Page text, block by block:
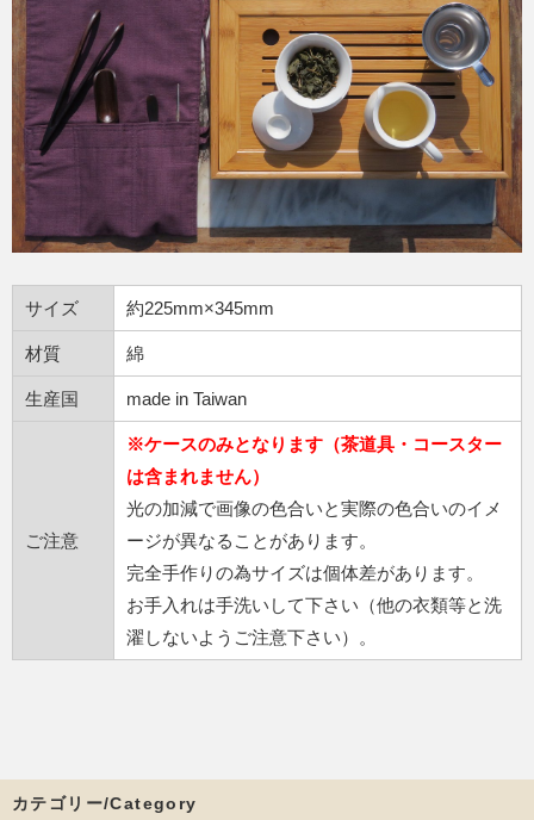
サイズ 約225mm×345mm
材質 綿
生産国 made in Taiwan
ご注意
※ケースのみとなります（茶道具・コースター
は含まれません）
光の加減で画像の色合いと実際の色合いのイメ
ージが異なることがあります。
完全手作りの為サイズは個体差があります。
お手入れは手洗いして下さい（他の衣類等と洗
濯しないようご注意下さい）。
カテゴリー/Category